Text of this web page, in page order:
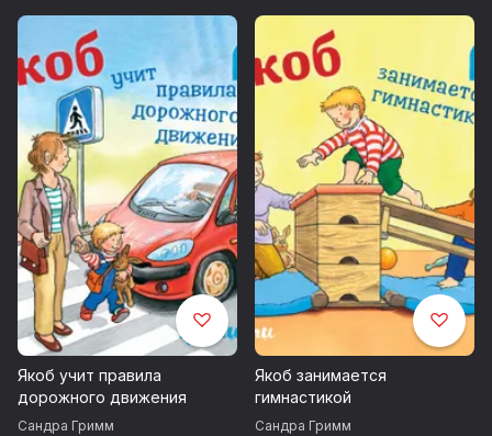
Якоб учит правила
дорожного движения
Сандра Гримм
Якоб занимается
гимнастикой
Сандра Гримм